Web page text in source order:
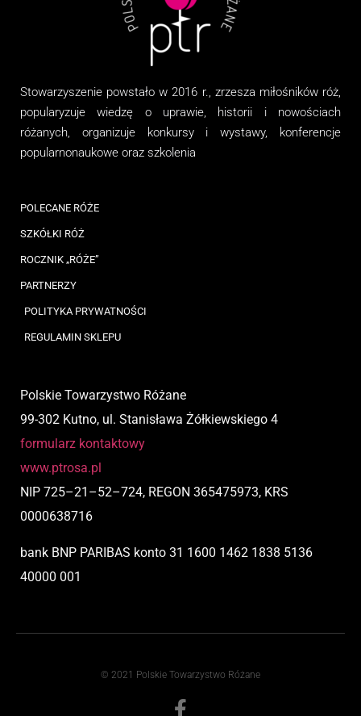
Stowarzyszenie powstało w 2016 r., zrzesza miłośników róż,
popularyzuje wiedzę o uprawie, historii i nowościach
różanych, organizujekonkursy i wystawy, konferencje
popularnonaukowe oraz szkolenia
POLECANE RÓŻE
SZKÓŁKI RÓŻ
ROCZNIK „RÓŻE”
PARTNERZY
POLITYKA PRYWATNOŚCI
REGULAMIN SKLEPU
Polskie Towarzystwo Różane
99-302 Kutno, ul. Stanisława Żółkiewskiego 4
formularz kontaktowy
www.ptrosa.pl
NIP 725–21 –52–724, REGON 365475973, KRS
0000638716
bank BNP PARIBAS konto 31 1600 1462 1838 5136
40000 001
© 2021 Polskie Towarzystwo Różane